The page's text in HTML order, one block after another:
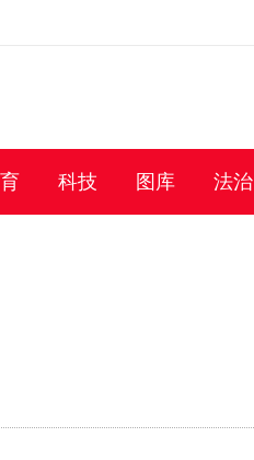
科技 图库 法治